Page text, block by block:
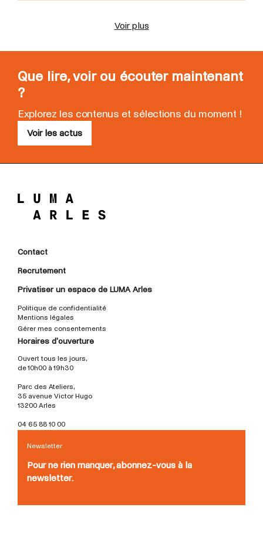
Voir plus
Que lire, voir ou écouter maintenant
?
Explorez les contenus et sélections du moment !
Voir les actus
Contact
Recrutement
Privatiser un espace de LUMA Arles
Politique de confidentialité
Mentions légales
Gérer mes consentements
Horaires d'ouverture
Ouvert tous les jours,
de 10h00 à 19h30
Parc des Ateliers,
35 avenue Victor Hugo
13200 Arles
04 65 88 10 00
Newsletter
Pour ne rien manquer, abonnez-vous à la
newsletter.